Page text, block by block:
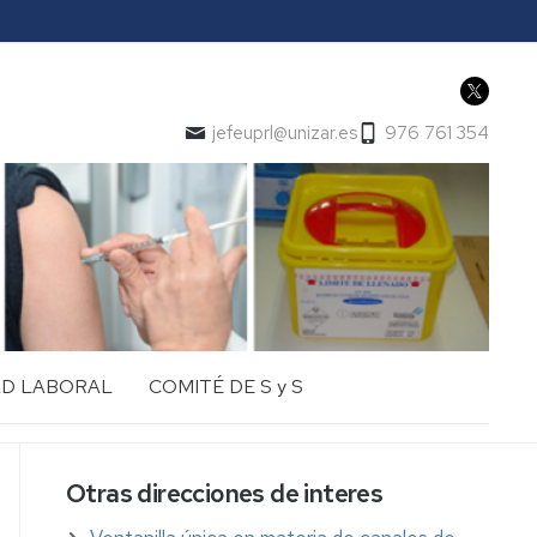
jefeuprl@unizar.es 976 761 354
LABORAL COMITÉ DE S y S
Otras direcciones de interes